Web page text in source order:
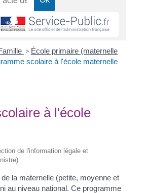
> École primaire (maternelle
scolaire à l'école maternelle
à l'école
de l'information légale et
la maternelle (petite, moyenne et
au niveau national. Ce programme